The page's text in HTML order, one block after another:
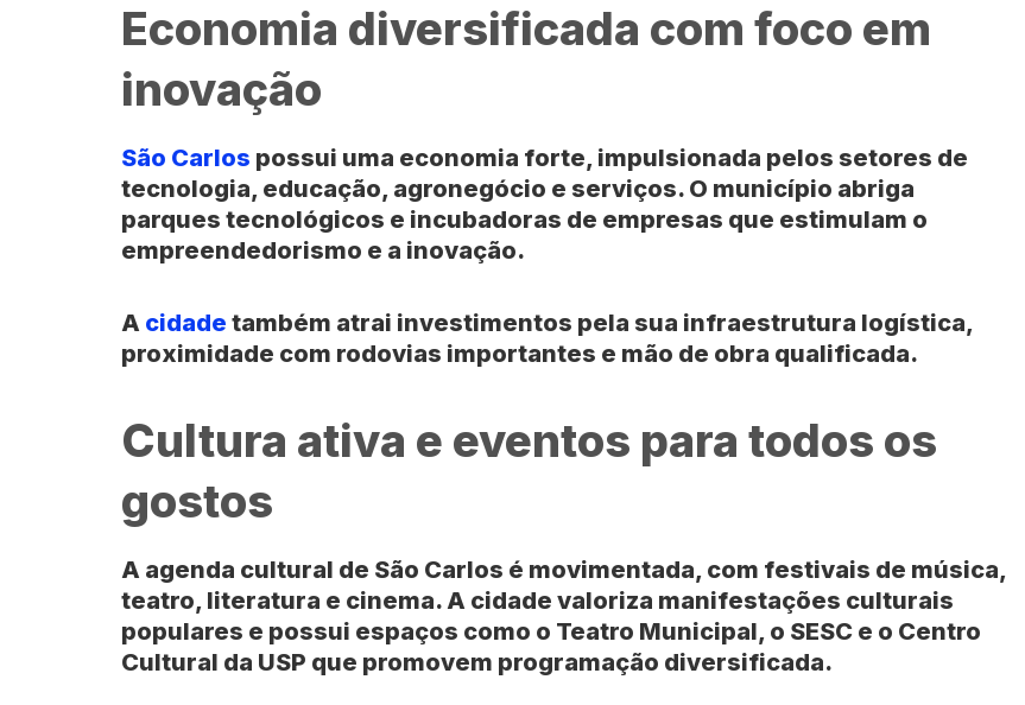
Economia diversificada com foco em
inovação
São Carlos possui uma economia forte, impulsionada pelos setores de
tecnologia, educação, agronegócio e serviços. O município abriga
parques tecnológicos e incubadoras de empresas que estimulam o
empreendedorismo e a inovação.
A cidade também atrai investimentos pela sua infraestrutura logística,
proximidade com rodovias importantes e mão de obra qualificada.
Cultura ativa e eventos para todos os
gostos
A agenda cultural de São Carlos é movimentada, com festivais de música,
teatro, literatura e cinema. A cidade valoriza manifestações culturais
populares e possui espaços como o Teatro Municipal, o SESC e o Centro
Cultural da USP que promovem programação diversificada.